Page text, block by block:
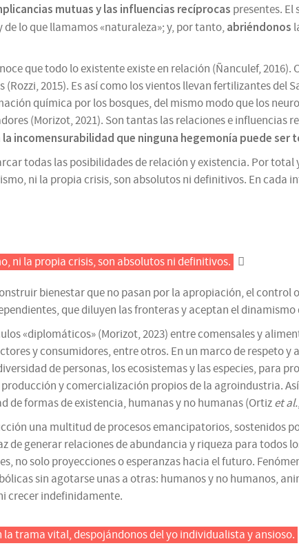
mutuas y las influencias recíprocas presentes.
lo que llamamos «naturaleza»; y, por tanto,abriéndonos
que todo lo existente existe en relación (Ñanculef,
2015). Es así como los vientos llevan fertilizantes del
química por los bosques, del mismo modo que los
(Morizot, 2021). Son tantas las relaciones e influencias
la incomensurabilidad que ninguna hegemonía puede ser
todas las posibilidades de relación y existencia. Por
ni la propia crisis, son absolutos ni definitivos. En cada
ni la propia crisis, son absolutos ni definitivos.
bienestar que no pasan por la apropiación, el control
que diluyen las fronteras y aceptan el dinamismo
«diplomáticos» (Morizot, 2023) entre comensales y
y consumidores, entre otros. En un marco de respeto
de personas, los ecosistemas y las especies, para
y comercialización propios de la agroindustria.
de formas de existencia, humanas y no humanas (Ortizet al.
una multitud de procesos emancipatorios, sostenidos
de generar relaciones de abundancia y riqueza para todos
no solo proyecciones o esperanzas hacia el futuro.
sin agotarse unas a otras: humanos y no humanos,
crecer indefinidamente.
trama vital, despojándonos del yo individualista y ansioso.